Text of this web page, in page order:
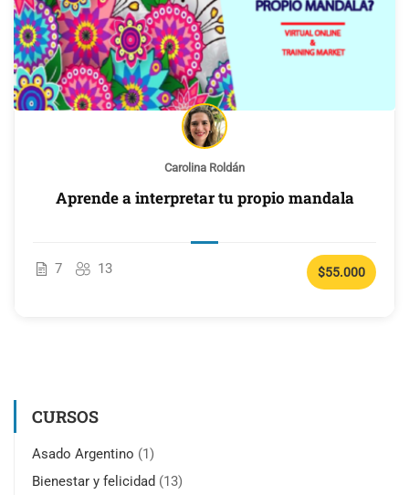
Carolina Roldán
Aprende a interpretar tu propio mandala
7 13 $55.000
CURSOS
Asado Argentino (1)
Bienestar y felicidad (13)